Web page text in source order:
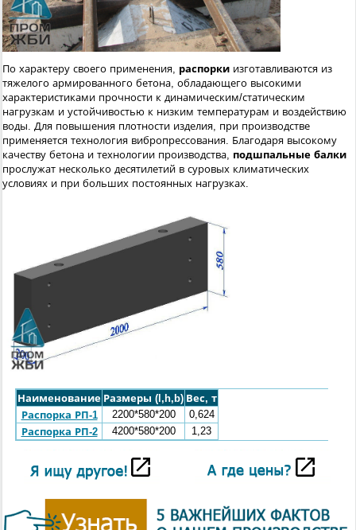
По характеру своего применения, распорки изготавливаются из
тяжелого армированного бетона, обладающего высокими
характеристиками прочности к динамическим/статическим
нагрузкам и устойчивостью к низким температурам и воздействию
воды. Для повышения плотности изделия, при производстве
применяется технология вибропрессования. Благодаря высокому
качеству бетона и технологии производства, подшпальные балки
прослужат несколько десятилетий в суровых климатических
условиях и при больших постоянных нагрузках.
Наименование Размеры (l,h,b) Вес, т
Распорка РП-1
2200*580*200
0,624
Распорка РП-2
4200*580*200 1,23